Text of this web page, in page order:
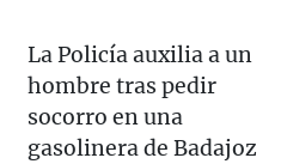
La Policía auxilia a un
hombre tras pedir
socorro en una
gasolinera de Badajoz